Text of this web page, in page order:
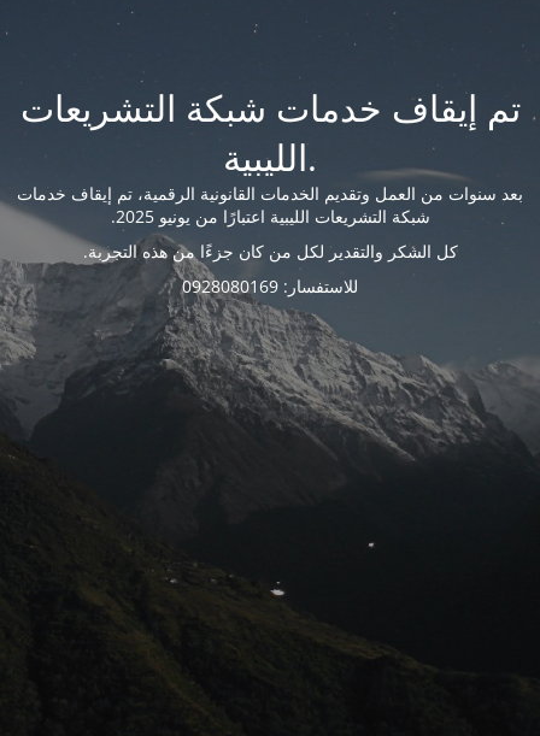
تم إيقاف خدمات شبكة التشريعات
الليبية.
بعد سنوات من العمل وتقديم الخدمات القانونية الرقمية، تم إيقاف خدمات
شبكة التشريعات الليبية اعتبارًا من يونيو 2025.
كل الشكر والتقدير لكل من كان جزءًا من هذه التجربة.
للاستفسار: 0928080169